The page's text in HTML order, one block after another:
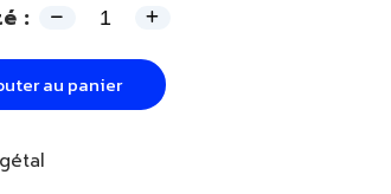
:
au panier